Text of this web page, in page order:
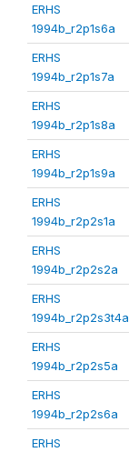
ERHS
1994b_r2p1s6a
ERHS
1994b_r2p1s7a
ERHS
1994b_r2p1s8a
ERHS
1994b_r2p1s9a
ERHS
1994b_r2p2s1a
ERHS
1994b_r2p2s2a
ERHS
1994b_r2p2s3t4a
ERHS
1994b_r2p2s5a
ERHS
1994b_r2p2s6a
ERHS